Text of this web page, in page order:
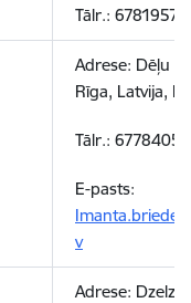
Tālr.: 67819576
Adrese: Dēļu
Rīga, Latvija,
Tālr.: 67784050
E-pasts:
v
Adrese: